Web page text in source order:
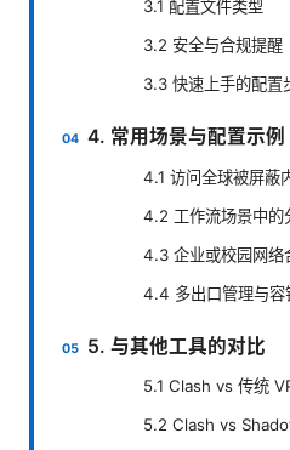
3.1 配置文件类型
3.2 安全与合规提醒
3.3 快速上手的配置
4. 常用场景与配置示例
4.1 访问全球被屏蔽
4.2 工作流场景中的
4.3 企业或校园网络
4.4 多出口管理与容
5. 与其他工具的对比
5.1 Clash vs 传统
5.2 Clash vs